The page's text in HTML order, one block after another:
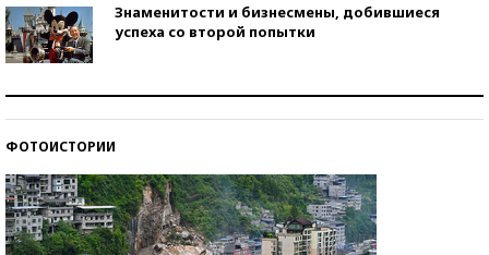
Знаменитости и бизнесмены, добившиеся
успеха со второй попытки
ФОТОИСТОРИИ